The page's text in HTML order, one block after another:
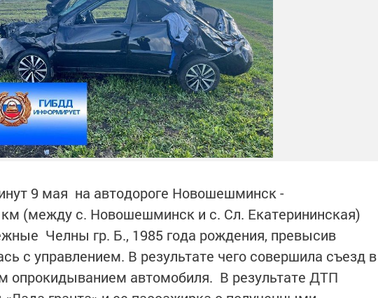
9 мая на автодороге Новошешминск -
(между с. Новошешминск и с. Сл. Екатерининская)
Челны гр. Б., 1985 года рождения, превысив
с управлением. В результате чего совершила съезд в
опрокидыванием автомобиля. В результате ДТП